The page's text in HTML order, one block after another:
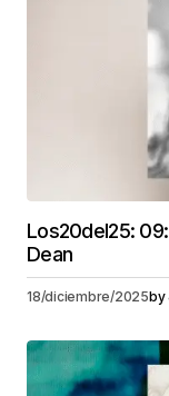
Los20del25:
Dean
18/diciembre/2025by